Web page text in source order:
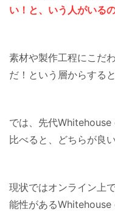
い！と、いう人がいる
素材や製作工程にこだ
だ！という層からする
では、先代
比べると、どちらが良
現状ではオンライン上
能性があるWhitehouse